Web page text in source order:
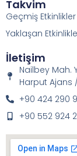
Takvim
Geçmiş Etkinlikler
Yaklaşan
İletişim
Nailbey Mah.
Harput Ajans /
+90 424 290
+90 552 924